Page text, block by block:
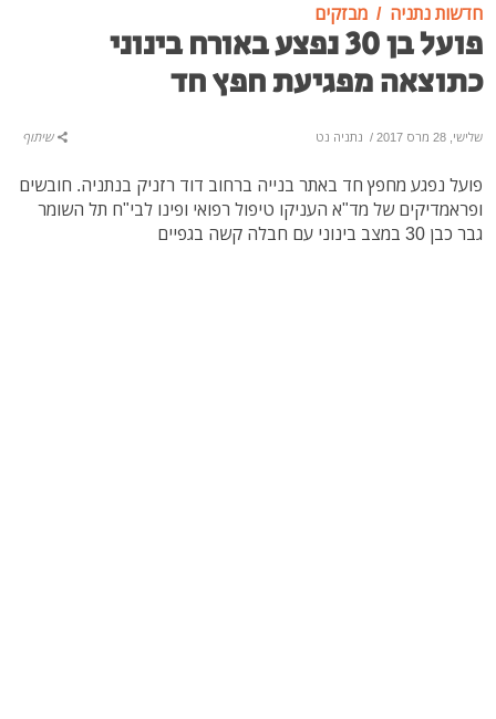
חדשות נתניה מבזקים
פועל בן 30 נפצע באורח בינוני
כתוצאה מפגיעת חפץ חד
שלישי, 28 מרס 2017 / נתניה נט שיתוף
פועל נפגע מחפץ חד באתר בנייה ברחוב דוד רזניק בנתניה. חובשים
ופראמדיקים של מד"א העניקו טיפול רפואי ופינו לבי"ח תל השומר
גבר כבן 30 במצב בינוני עם חבלה קשה בגפיים